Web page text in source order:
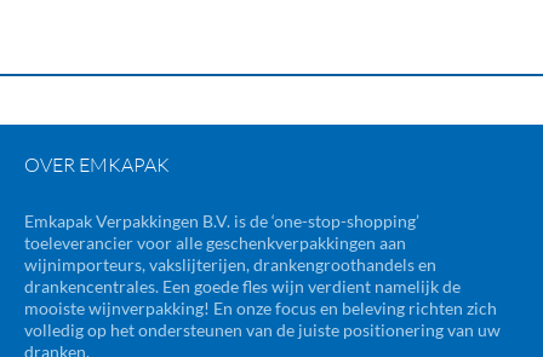
OVER EMKAPAK
Emkapak Verpakkingen B.V. is de ‘one-stop-shopping’
toeleverancier voor alle geschenkverpakkingen aan
wijnimporteurs, vakslijterijen, drankengroothandels en
drankencentrales. Een goede fles wijn verdient namelijk de
mooiste wijnverpakking! En onze focus en beleving richten zich
volledig op het ondersteunen van de juiste positionering van uw
dranken.